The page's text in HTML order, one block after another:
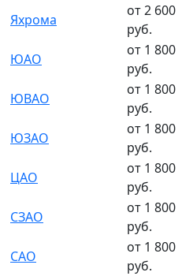
Яхрома
от 2 600
руб.
ЮАО
от 1 800
руб.
ЮВАО
от 1 800
руб.
ЮЗАО
от 1 800
руб.
ЦАО
от 1 800
руб.
СЗАО
от 1 800
руб.
САО
от 1 800
руб.